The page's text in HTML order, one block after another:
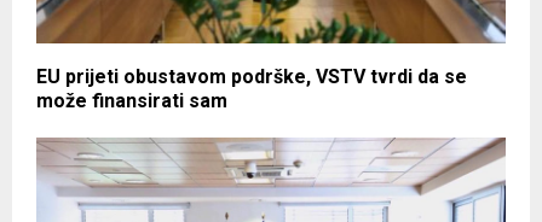
EU prijeti obustavom podrške, VSTV tvrdi da se
može finansirati sam